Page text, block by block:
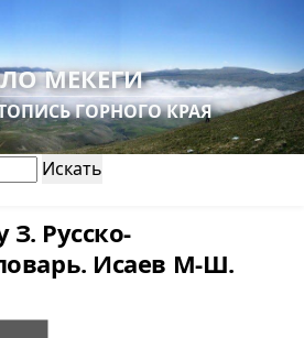
МЕКЕГИ
ГОРНОГО КРАЯ
Искать
З. Русско-
Исаев М-Ш.